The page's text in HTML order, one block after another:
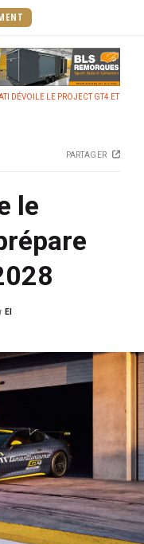
DÉVOILE LE PROJECT GT4 ET
PARTAGER
le
EI